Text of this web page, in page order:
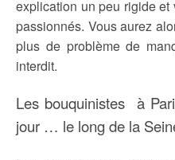
explication un peu rigide et
passionnés. Vous aurez
plus de problème de
interdit.
Les bouquinistes à
jour … le long de la